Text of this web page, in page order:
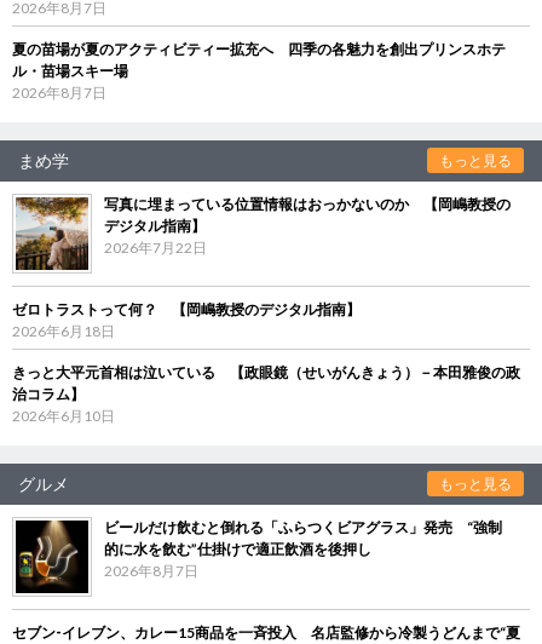
2026年8月7日
夏の苗場が夏のアクティビティー拡充へ 四季の各魅力を創出プリンスホテ
ル・苗場スキー場
2026年8月7日
まめ学 もっと見る
写真に埋まっている位置情報はおっかないのか 【岡嶋教授の
デジタル指南】
2026年7月22日
ゼロトラストって何？ 【岡嶋教授のデジタル指南】
2026年6月18日
きっと大平元首相は泣いている 【政眼鏡（せいがんきょう）－本田雅俊の政
治コラム】
2026年6月10日
グルメ もっと見る
ビールだけ飲むと倒れる「ふらつくビアグラス」発売 “強制
的に水を飲む”仕掛けで適正飲酒を後押し
2026年8月7日
セブン‐イレブン、カレー15商品を一斉投入 名店監修から冷製うどんまで“夏